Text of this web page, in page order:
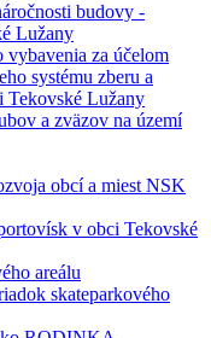
budovy -
Lužany
vybavenia za účelom
systému zberu a
Tekovské Lužany
a zväzov na území
obcí a miest NSK
v obci Tekovské
areálu
skateparkového